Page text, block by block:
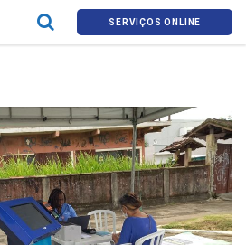
SERVIÇOS ONLINE